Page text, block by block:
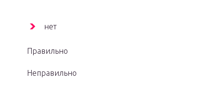
нет
Правильно
Неправильно